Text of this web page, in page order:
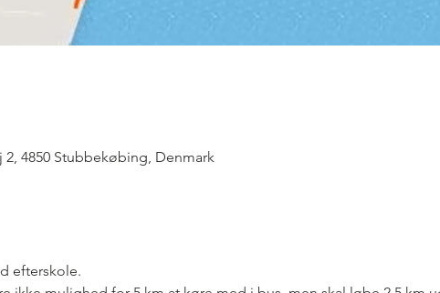
2, 4850 Stubbekøbing, Denmark
efterskole.